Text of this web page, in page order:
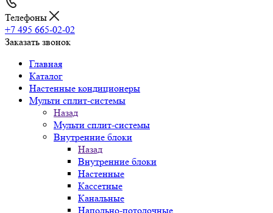
Телефоны
+7 495 665-02-02
Заказать звонок
Главная
Каталог
Настенные кондиционеры
Мульти сплит-системы
Назад
Мульти сплит-системы
Внутренние блоки
Назад
Внутренние блоки
Настенные
Кассетные
Канальные
Напольно-потолочные